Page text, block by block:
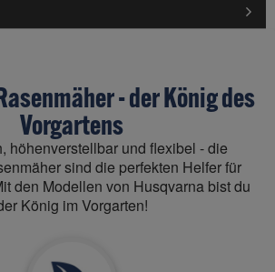
- der König des
Vorgartens
höhenverstellbar und flexibel - die
sind die perfekten Helfer für
den Modellen von Husqvarna bist du
König im Vorgarten!